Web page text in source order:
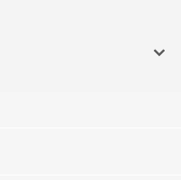
keyboard_arrow_down
keyboard_arrow_down